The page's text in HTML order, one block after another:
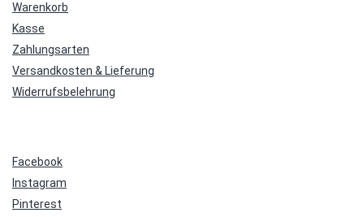
Warenkorb
Kasse
Zahlungsarten
Versandkosten & Lieferung
Widerrufsbelehrung
Facebook
Instagram
Pinterest